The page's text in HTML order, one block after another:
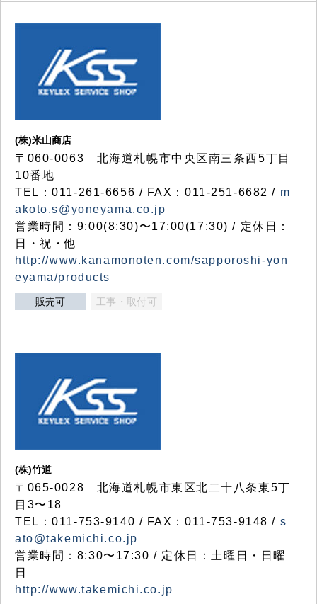
(株)米山商店
〒060-0063 北海道札幌市中央区南三条西5丁目
10番地
TEL：011-261-6656 / FAX：011-251-6682 / m
akoto.s@yoneyama.co.jp
営業時間：9:00(8:30)〜17:00(17:30) / 定休日：
日・祝・他
http://www.kanamonoten.com/sapporoshi-yon
eyama/products
販売可 工事・取付可
(株)竹道
〒065-0028 北海道札幌市東区北二十八条東5丁
目3〜18
TEL：011-753-9140 / FAX：011-753-9148 / s
ato@takemichi.co.jp
営業時間：8:30〜17:30 / 定休日：土曜日・日曜
日
http://www.takemichi.co.jp